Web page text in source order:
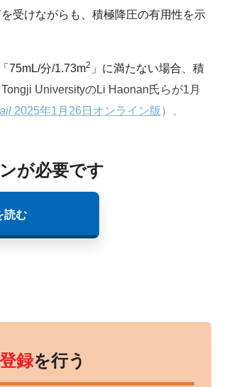
受けながらも、積極降圧の有用性を示
75mL/分/1.73m2 」に満たない場合、積
UniversityのLi Haonan氏らが1月
2025年1月26日オンライン版 ）。
が必要です
読む
録を行う